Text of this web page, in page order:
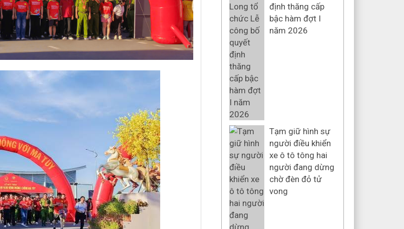
định thăng cấp
bậc hàm đợt I
năm 2026
Tạm giữ hình sự
người điều khiển
xe ô tô tông hai
người đang dừng
chờ đèn đỏ tử
vong